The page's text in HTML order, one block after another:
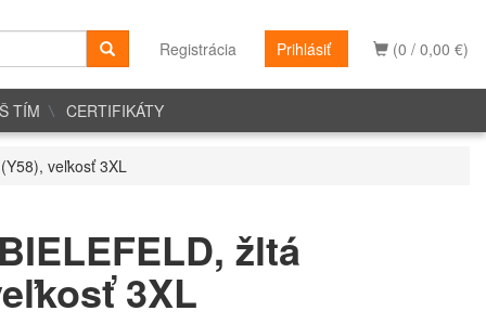
(0 / 0,00 €)
Registrácia Prihlásiť
TÍM CERTIFIKÁTY
veľkosť 3XL
žltá
3XL